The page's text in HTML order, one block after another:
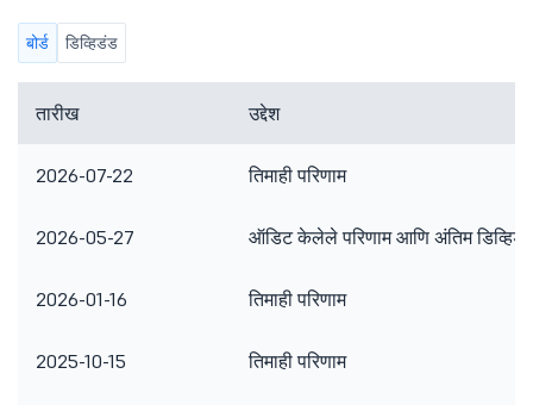
बोर्ड डिव्हिडंड
तारीख उद्देश
2026-07-22 तिमाही परिणाम
2026-05-27 ऑडिट केलेले परिणाम आणि अंतिम
2026-01-16 तिमाही परिणाम
2025-10-15 तिमाही परिणाम